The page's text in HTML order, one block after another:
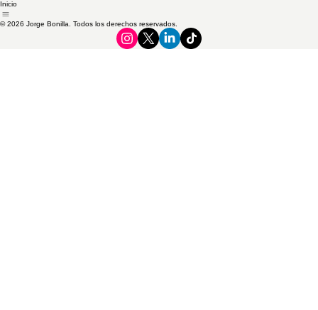
Inicio
© 2026 Jorge Bonilla. Todos los derechos reservados.